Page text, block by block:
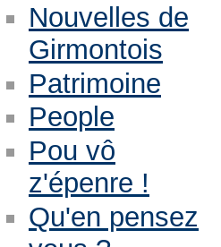
Nouvelles de
Girmontois
Patrimoine
People
Pou vô
z'épenre !
Qu'en pensez